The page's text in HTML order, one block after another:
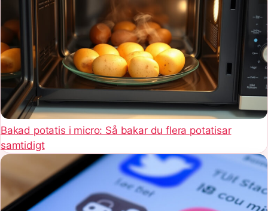
Bakad potatis i micro: Så bakar du flera potatisar
samtidigt